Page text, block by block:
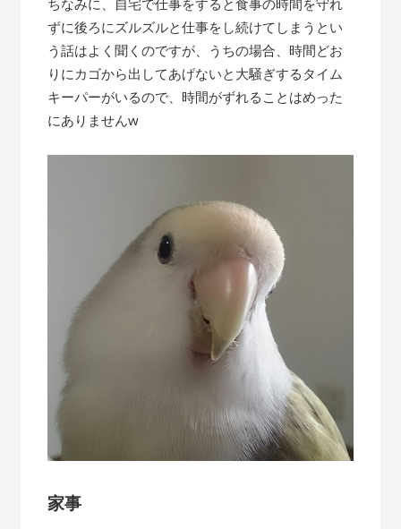
ちなみに、自宅で仕事をすると食事の時間を守れ
ずに後ろにズルズルと仕事をし続けてしまうとい
う話はよく聞くのですが、うちの場合、時間どお
りにカゴから出してあげないと大騒ぎするタイム
キーパーがいるので、時間がずれることはめった
にありませんw
家事